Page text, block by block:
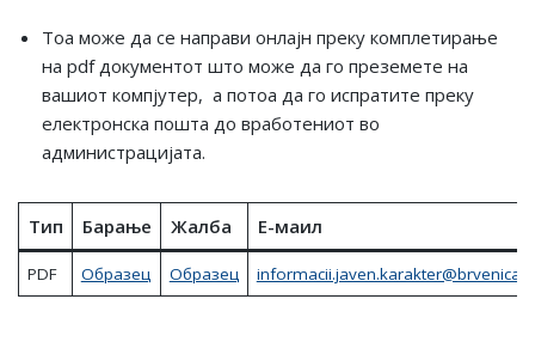
Тоа може да се направи онлајн преку комплетирање
на pdf документот што може да го преземете на
вашиот компјутер, а потоа да го испратите преку
електронска пошта до вработениот во
администрацијата.
Тип Барање Жалба Е-маил
PDF Образец Образец